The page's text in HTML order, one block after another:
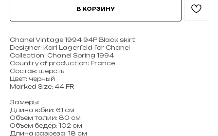
В КОРЗИНУ
Chanel Vintage 1994 94P Black skirt
Designer: Karl Lagerfeld for Chanel
Collection: Chanel Spring 1994
Country of production: France
Состав: шерсть
Цвет: черный
Marked Size: 44 FR
Замеры:
Длина юбки: 61 см
Объем талии: 80 см
Объем бедер: 102 см
Длина разреза: 18 см